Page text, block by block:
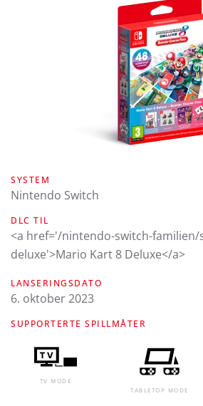
SYSTEM
Nintendo Switch
DLC TIL
<a href='/nintendo-switch-
deluxe'>Mario Kart 8 Deluxe</a>
LANSERINGSDATO
6. oktober 2023
SUPPORTERTE SPILLMÅTER
TV MODE
TABLETOP MODE